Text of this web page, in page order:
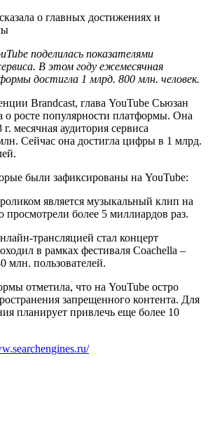
поделилась показателями
В этом году ежемесячная
достигла 1 млрд. 800 млн. человек.
Brandcast, глава YouTube Сьюзан
о росте популярности платформы. Она
месячная аудитория сервиса
Сейчас она достигла цифры в 1 млрд.
были зафиксированы на YouTube:
является музыкальный клип на
просмотрели более 5 миллиардов раз.
трансляцией стал концерт
в рамках фестиваля Coachella –
млн. пользователей.
отметила, что на YouTube остро
запрещенного контента. Для
планирует привлечь еще более 10